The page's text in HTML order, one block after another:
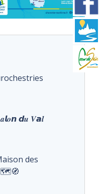
𝙙𝒖 𝑽𝙖𝒍
des